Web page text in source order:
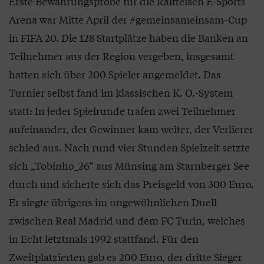
Arena war Mitte April der #gemeinsameinsam-Cup
in FIFA 20. Die 128 Startplätze haben die Banken an
Teilnehmer aus der Region vergeben, insgesamt
hatten sich über 200 Spieler angemeldet. Das
Turnier selbst fand im klassischen K. O.-System
statt: In jeder Spielrunde trafen zwei Teilnehmer
aufeinander, der Gewinner kam weiter, der Verlierer
schied aus. Nach rund vier Stunden Spielzeit setzte
sich „Tobinho_26“ aus Münsing am Starnberger See
durch und sicherte sich das Preisgeld von 300 Euro.
Er siegte übrigens im ungewöhnlichen Duell
zwischen Real Madrid und dem FC Turin, welches
in Echt letztmals 1992 stattfand. Für den
Zweitplatzierten gab es 200 Euro, der dritte Sieger